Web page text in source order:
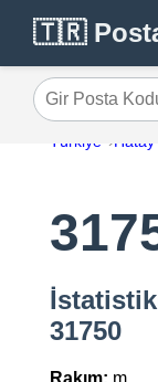
🇹🇷
Gir Posta Kodu
Türkiye Hatay
31750